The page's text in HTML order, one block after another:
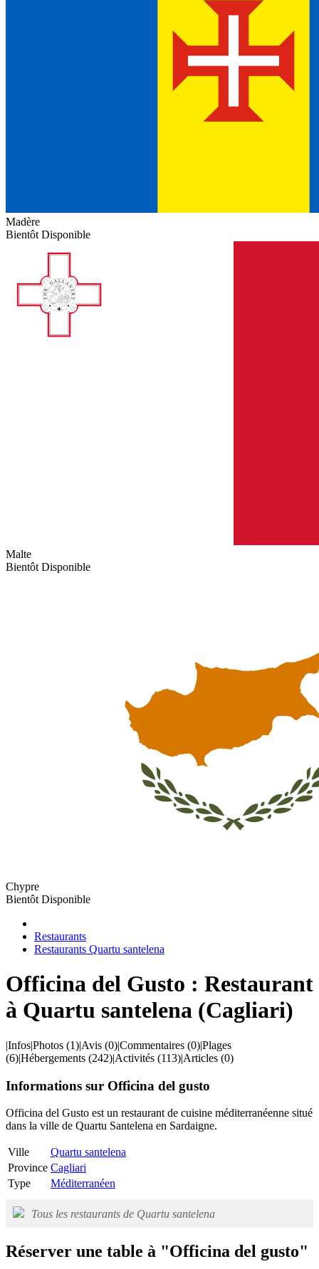
Madère
Bientôt Disponible
Malte
Bientôt Disponible
Chypre
Bientôt Disponible
Restaurants
Restaurants Quartu santelena
Officina del Gusto : Restaurant
à Quartu santelena (Cagliari)
|Infos|Photos (1)|Avis (0)|Commentaires (0)|Plages
(6)|Hébergements (242)|Activités (113)|Articles (0)
Informations sur Officina del gusto
Officina del Gusto est un restaurant de cuisine méditerranéenne situé
dans la ville de Quartu Santelena en Sardaigne.
Ville
Quartu santelena
Province Cagliari
Type
Méditerranéen
Tous les restaurants de Quartu santelena
Réserver une table à "Officina del gusto"